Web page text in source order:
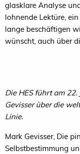
glasklare Analyse
lohnende Lektüre,
lange beschäftigen
wünscht, auch über
Die HES führt am
Gevisser über die
Linie.
Mark Gevisser, Die
Selbstbestimmung